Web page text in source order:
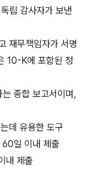
립 감사자가 보낸
재무책임자가 서명
10-K에 포함된 정
종합 보고서이며,
데 유용한 도구
일 이내 제출
내 제출